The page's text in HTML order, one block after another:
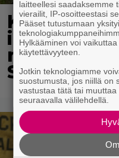
ilmaisia
näin voit
S-
laitteellesi saadaksemme
vierailit, IP-osoitteestasi
Pääset tutustumaan
Hylkääminen voi
käytettävyyteen.
Jotkin teknologiamme
suostumusta, jos niillä on
vastustaa tätä tai
seuraavalla välilehdellä.